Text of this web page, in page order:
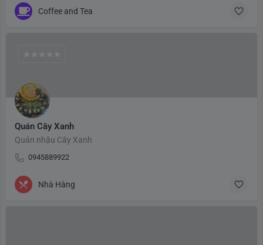
Coffee and Tea
Quán Cây Xanh
Quán nhậu Cây Xanh
0945889922
Nhà Hàng